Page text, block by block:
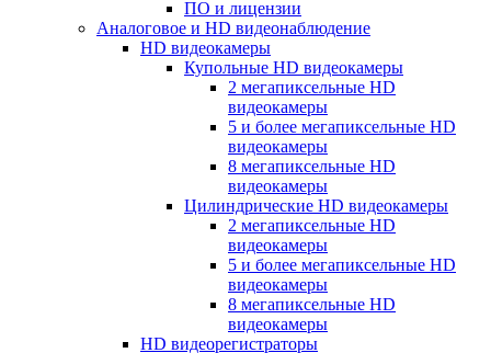
ПО и лицензии
Аналоговое и HD видеонаблюдение
HD видеокамеры
Купольные HD видеокамеры
2 мегапиксельные HD
видеокамеры
5 и более мегапиксельные HD
видеокамеры
8 мегапиксельные HD
видеокамеры
Цилиндрические HD видеокамеры
2 мегапиксельные HD
видеокамеры
5 и более мегапиксельные HD
видеокамеры
8 мегапиксельные HD
видеокамеры
HD видеорегистраторы